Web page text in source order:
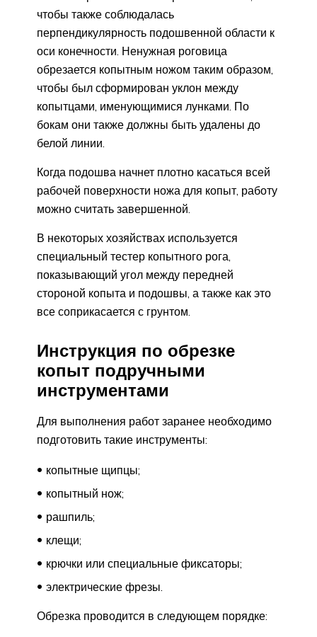
чтобы также соблюдалась
перпендикулярность подошвенной области к
оси конечности. Ненужная роговица
обрезается копытным ножом таким образом,
чтобы был сформирован уклон между
копытцами, именующимися лунками. По
бокам они также должны быть удалены до
белой линии.
Когда подошва начнет плотно касаться всей
рабочей поверхности ножа для копыт, работу
можно считать завершенной.
В некоторых хозяйствах используется
специальный тестер копытного рога,
показывающий угол между передней
стороной копыта и подошвы, а также как это
все соприкасается с грунтом.
Инструкция по обрезке
копыт подручными
инструментами
Для выполнения работ заранее необходимо
подготовить такие инструменты:
копытные щипцы;
копытный нож;
рашпиль;
клещи;
крючки или специальные фиксаторы;
электрические фрезы.
Обрезка проводится в следующем порядке: